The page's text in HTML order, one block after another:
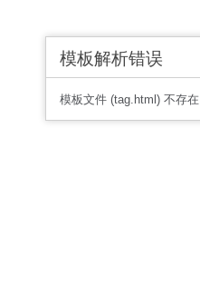
模板解析错误
模板文件 (tag.html) 不存在